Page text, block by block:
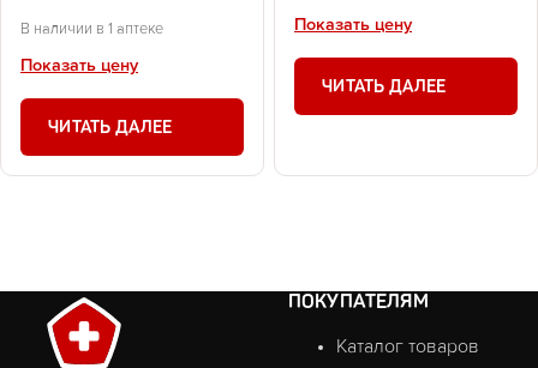
В наличии в 1 аптеке
Показать цену
ЧИТАТЬ ДАЛЕЕ
Показать цену
ЧИТАТЬ ДАЛЕЕ
ПОКУПАТЕЛЯМ
Каталог товаров